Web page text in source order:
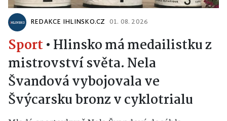
REDAKCE IHLINSKO.CZ 01. 08. 2026
Sport • Hlinsko má medailistku z
mistrovství světa. Nela
Švandová vybojovala ve
Švýcarsku bronz v cyklotrialu